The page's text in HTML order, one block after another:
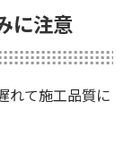
に注意
れて施工品質に